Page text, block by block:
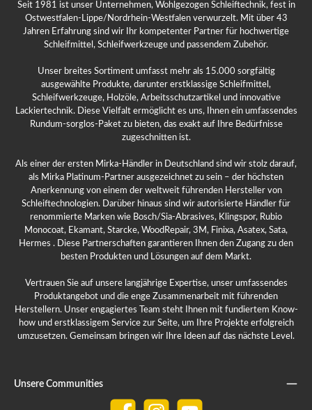
Seit 1981 ist unser Unternehmen, Wohlgezogen Schleiftechnik, fest in
Ostwestfalen-Lippe/Nordrhein-Westfalen verwurzelt. Mit über 43
Jahren Erfahrung sind wir Ihr kompetenter Partner für hochwertige
Schleifmittel, Schleifwerkzeuge und passendem Zubehör.
Unser breites Sortiment umfasst mehr als 15.000 sorgfältig
ausgewählte Produkte, darunter erstklassige Schleifmittel,
Schleifwerkzeuge, Holzöle, Arbeitsschutzartikel und innovative
Lackiertechnik. Diese Vielfalt ermöglicht es uns, Ihnen ein umfassendes
Rundum-sorglos-Paket zu bieten, das exakt auf Ihre Bedürfnisse
zugeschnitten ist.
Als einer der ersten Mirka-Händler in Deutschland sind wir stolz darauf,
als Mirka Platinum-Partner ausgezeichnet zu sein – der höchsten
Anerkennung von einem der weltweit führenden Hersteller von
Schleiftechnologien. Darüber hinaus sind wir autorisierte Händler für
renommierte Marken wie Bosch/Sia-Abrasives, Klingspor, Rubio
Monocoat, Ekamant, Starcke, WoodRepair, 3M, Finixa, Asatex, Sata,
Hermes . Diese Partnerschaften garantieren Ihnen den Zugang zu den
besten Produkten und Lösungen auf dem Markt.
Vertrauen Sie auf unsere langjährige Expertise, unser umfassendes
Produktangebot und die enge Zusammenarbeit mit führenden
Herstellern. Unser engagiertes Team steht Ihnen mit fundiertem Know-
how und erstklassigem Service zur Seite, um Ihre Projekte erfolgreich
umzusetzen. Gemeinsam bringen wir Ihre Ideen auf das nächste Level.
Unsere Communities